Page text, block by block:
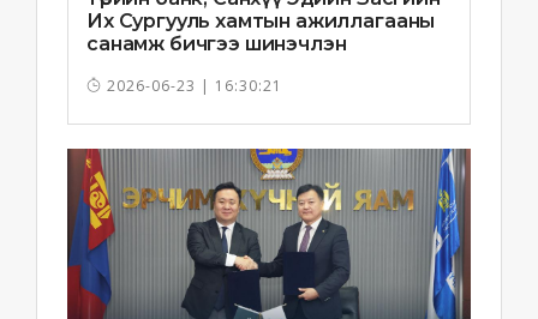
Их Сургууль хамтын ажиллагааны
санамж бичгээ шинэчлэн
2026-06-23 | 16:30:21